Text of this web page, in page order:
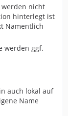
nicht
hinterlegt ist
Namentlich
werden ggf.
auch lokal auf
Name